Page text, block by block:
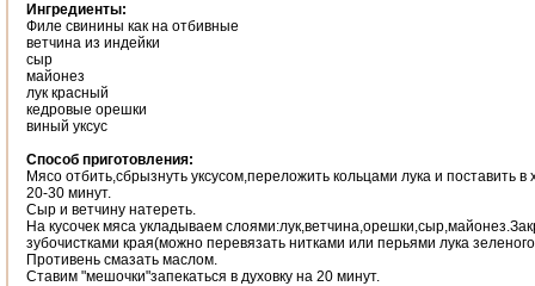
Ингредиенты:
Филе свинины как на отбивные
ветчина из индейки
сыр
майонез
лук красный
кедровые орешки
виный уксус
Способ приготовления:
Мясо отбить,сбрызнуть уксусом,переложить кольцами лука и поставить в
20-30 минут.
Сыр и ветчину натереть.
На кусочек мяса укладываем
зубочистками края(можно перевязать нитками или перьями лука
Противень смазать маслом.
Ставим "мешочки"запекаться в духовку на 20 минут.